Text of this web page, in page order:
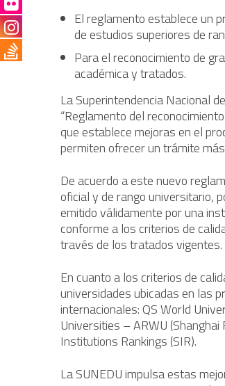
El reglamento establece un
de estudios superiores de
Para el reconocimiento de
académica y tratados.
La Superintendencia Nacional
“Reglamento del
que establece mejoras en el
permiten ofrecer un trámite
De acuerdo a este nuevo
oficial y de rango universitario,
emitido válidamente por una
conforme a los criterios de
través de los tratados vigentes.
En cuanto a los criterios de
universidades ubicadas en las
internacionales: QS World
Universities – ARWU (Shanghai
Institutions Rankings (SIR).
La SUNEDU impulsa estas